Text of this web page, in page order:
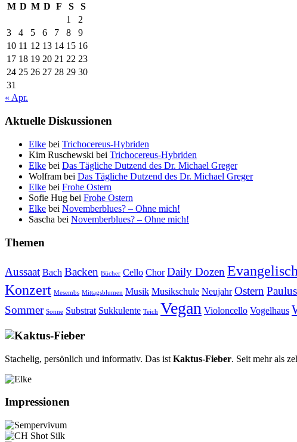
M D M D F S
S
1
2
3
4 5 6 7 8
9
10 11 12 13 14 15 16
17 18 19 20 21 22 23
24 25 26 27 28 29 30
31
« Apr.
Aktuelle Diskussionen
Elke bei Trichocereus-Hybriden
Kim Ruschewski bei Trichocereus-Hybriden
Elke bei Das Tägliche Dutzend des Dr. Michael Greger
Wolfram bei Das Tägliche Dutzend des Dr. Michael Greger
Elke bei Frohe Ostern
Sofie Hug bei Frohe Ostern
Elke bei Novemberblues? – Ohne mich!
Sascha bei Novemberblues? – Ohne mich!
Themen
Aussaat Bach Backen Bücher Cello Chor Daily DozenEvangelisch
Konzert Mesembs Mittagsblumen Musik Musikschule Neujahr Ostern
Sommer Sonne Substrat Sukkulente Teich Vegan Violoncello Vogelhaus
Stachelig, persönlich und informativ. Das ist Kaktus-Fieber. Seit mehr als
Impressionen